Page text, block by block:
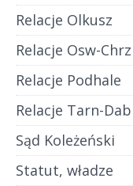
Relacje Olkusz
Relacje Osw-Chrz
Relacje Podhale
Relacje Tarn-Dab
Sąd Koleżeński
Statut, władze